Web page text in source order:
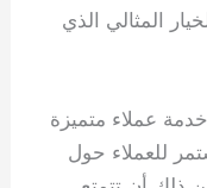
المثالي الذي
خدمة عملاء متميزة
للعملاء حول